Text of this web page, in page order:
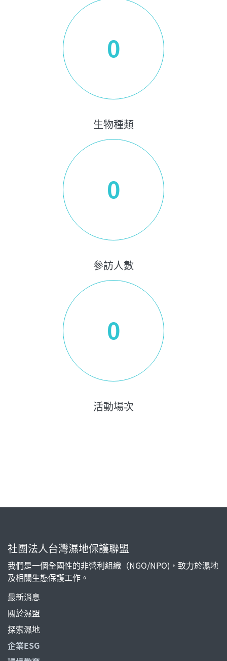
0
生物種類
0
參訪人數
0
活動場次
社團法人台灣濕地保護聯盟
我們是一個全國性的非營利組織（NGO/NPO)，致力於濕地
及相關生態保護工作。
最新消息
關於濕盟
探索濕地
企業ESG